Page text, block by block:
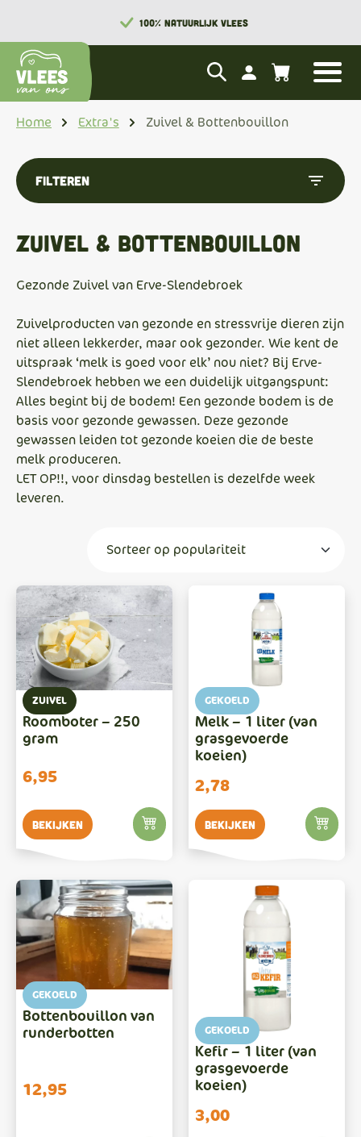
100% NATUURLIJK VLEES
Home Extra's Zuivel & Bottenbouillon
Filteren filter_list
Zuivel & Bottenbouillon
Gezonde Zuivel van Erve-Slendebroek
Zuivelproducten van gezonde en stressvrije dieren zijn
niet alleen lekkerder, maar ook gezonder. Wie kent de
uitspraak ‘melk is goed voor elk’ nou niet? Bij Erve-
Slendebroek hebben we een duidelijk uitgangspunt:
Alles begint bij de bodem! Een gezonde bodem is de
basis voor gezonde gewassen. Deze gezonde
gewassen leiden tot gezonde koeien die de beste
melk produceren.
LET OP!!, voor dinsdag bestellen is dezelfde week
leveren.
ZUIVEL
Roomboter – 250
gram
6,95
Bekijken
GEKOELD
Melk – 1 liter (van
grasgevoerde
koeien)
2,78
Bekijken
GEKOELD
Bottenbouillon van
runderbotten
12,95
GEKOELD
Kefir – 1 liter (van
grasgevoerde
koeien)
3,00